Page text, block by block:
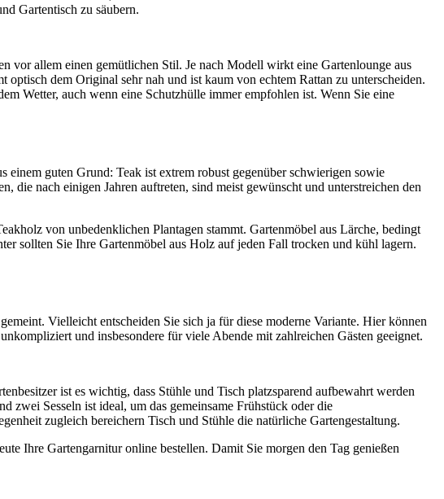
Gartentisch zu säubern.
vor allem einen gemütlichen Stil. Je nach Modell wirkt eine Gartenlounge aus
dem Original sehr nah und ist kaum von echtem Rattan zu unterscheiden.
Wetter, auch wenn eine Schutzhülle immer empfohlen ist. Wenn Sie eine
einem guten Grund: Teak ist extrem robust gegenüber schwierigen sowie
die nach einigen Jahren auftreten, sind meist gewünscht und unterstreichen den
von unbedenklichen Plantagen stammt. Gartenmöbel aus Lärche, bedingt
sollten Sie Ihre Gartenmöbel aus Holz auf jeden Fall trocken und kühl lagern.
Vielleicht entscheiden Sie sich ja für diese moderne Variante. Hier können
und insbesondere für viele Abende mit zahlreichen Gästen geeignet.
ist es wichtig, dass Stühle und Tisch platzsparend aufbewahrt werden
zwei Sesseln ist ideal, um das gemeinsame Frühstück oder die
zugleich bereichern Tisch und Stühle die natürliche Gartengestaltung.
Ihre Gartengarnitur online bestellen. Damit Sie morgen den Tag genießen